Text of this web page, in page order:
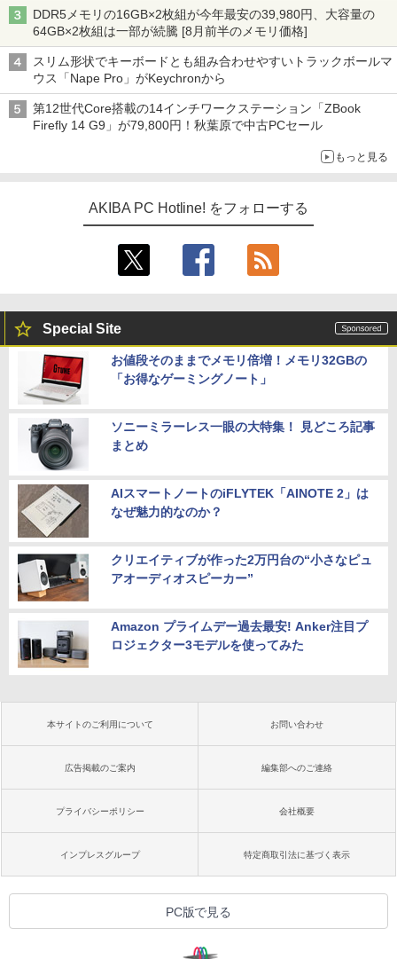
DDR5メモリの16GB×2枚組が今年最安の39,980円、大容量の
64GB×2枚組は一部が続騰 [8月前半のメモリ価格]
スリム形状でキーボードとも組み合わせやすいトラックボールマ
ウス「Nape Pro」がKeychronから
第12世代Core搭載の14インチワークステーション「ZBook
Firefly 14 G9」が79,800円！秋葉原で中古PCセール
もっと見る
AKIBA PC Hotline! をフォローする
Special Site
お値段そのままでメモリ倍増！メモリ32GBの
「お得なゲーミングノート」
ソニーミラーレス一眼の大特集！ 見どころ記事
まとめ
AIスマートノートのiFLYTEK「AINOTE 2」は
なぜ魅力的なのか？
クリエイティブが作った2万円台の“小さなピュ
アオーディオスピーカー”
Amazon プライムデー過去最安! Anker注目プ
ロジェクター3モデルを使ってみた
本サイトのご利用について お問い合わせ
広告掲載のご案内 編集部へのご連絡
プライバシーポリシー 会社概要
インプレスグループ 特定商取引法に基づく表示
PC版で見る